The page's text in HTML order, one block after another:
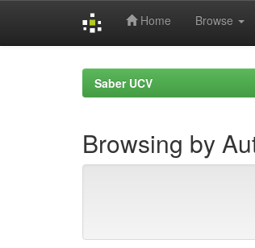
Home Browse
Saber UCV
Browsing by